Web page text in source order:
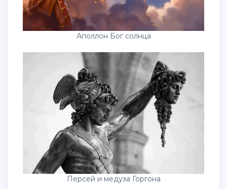
Аполлон Бог солнца
Персей и медуза Горгона